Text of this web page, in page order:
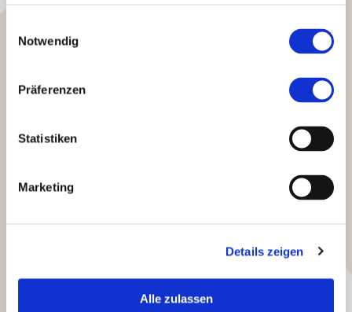
Notwendig
Präferenzen
Statistiken
Marketing
Details zeigen
Alle zulassen
Stiftung?
Stiftungstypen, mit denen sich
familiäre oder andere privatnützige